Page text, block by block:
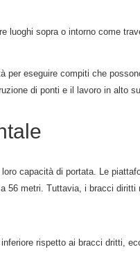
luoghi sopra o intorno come
per eseguire compiti che
di ponti e il lavoro in alto
capacità di portata. Le
56 metri. Tuttavia, i bracci
rispetto ai bracci dritti,